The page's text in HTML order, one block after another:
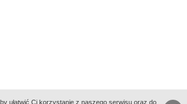
ułatwić Ci korzystanie z naszego serwisu oraz do